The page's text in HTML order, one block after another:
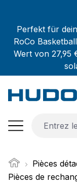
Perfekt für
RoCo
Wert von 27,95
Pièces
Pièces de